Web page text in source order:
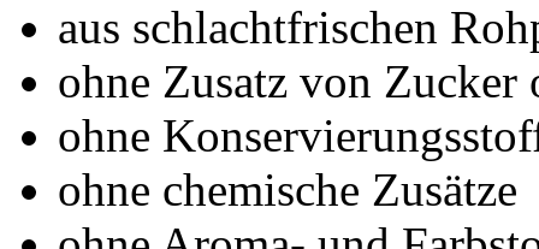
aus schlachtfrischen
ohne Zusatz von Zucker
ohne
ohne chemische Zusätze